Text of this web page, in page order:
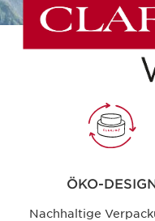
ÖKO-
Nachhaltige